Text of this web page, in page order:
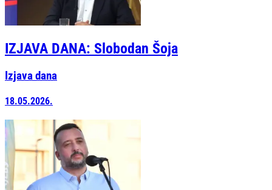
IZJAVA DANA: Slobodan Šoja
Izjava dana
18.05.2026.